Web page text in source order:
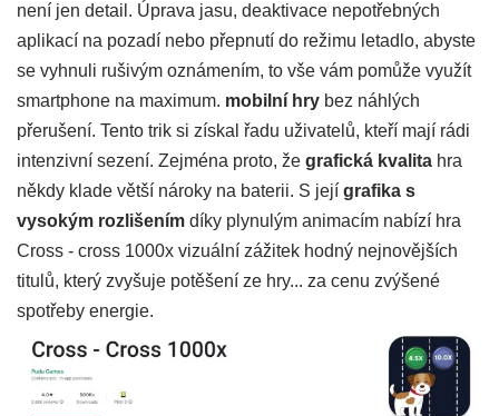
není jen detail. Úprava jasu, deaktivace nepotřebných
aplikací na pozadí nebo přepnutí do režimu letadlo, abyste
se vyhnuli rušivým oznámením, to vše vám pomůže využít
smartphone na maximum. mobilní hry bez náhlých
přerušení. Tento trik si získal řadu uživatelů, kteří mají rádi
intenzivní sezení. Zejména proto, že grafická kvalita hra
někdy klade větší nároky na baterii. S její grafika s
vysokým rozlišením díky plynulým animacím nabízí hra
Cross - cross 1000x vizuální zážitek hodný nejnovějších
titulů, který zvyšuje potěšení ze hry... za cenu zvýšené
spotřeby energie.